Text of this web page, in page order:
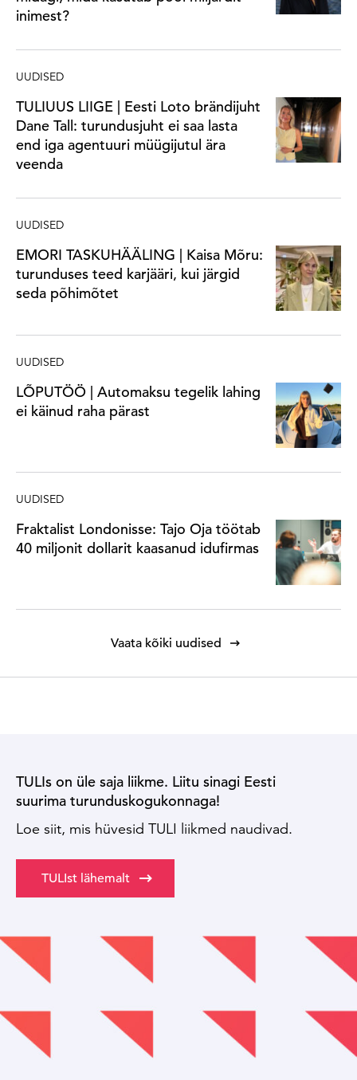
inimest?
UUDISED
TULIUUS LIIGE | Eesti Loto brändijuht
Dane Tall: turundusjuht ei saa lasta
end iga agentuuri müügijutul ära
veenda
UUDISED
EMORI TASKUHÄÄLING | Kaisa Mõru:
turunduses teed karjääri, kui järgid
seda põhimõtet
UUDISED
LÕPUTÖÖ | Automaksu tegelik lahing
ei käinud raha pärast
UUDISED
Fraktalist Londonisse: Tajo Oja töötab
40 miljonit dollarit kaasanud idufirmas
Vaata kõiki uudised
TULIs on üle saja liikme. Liitu sinagi Eesti
suurima turunduskogukonnaga!
Loe siit, mis hüvesid TULI liikmed naudivad.
TULIst lähemalt